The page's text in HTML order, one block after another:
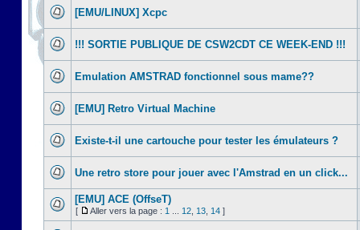
[EMU/LINUX] Xcpc
!!! SORTIE PUBLIQUE DE CSW2CDT CE WEEK-END !!!
Emulation AMSTRAD fonctionnel sous mame??
[EMU] Retro Virtual Machine
Existe-t-il une cartouche pour tester les émulateurs ?
Une retro store pour jouer avec l'Amstrad en un click...
[EMU] ACE (OffseT)
[ Aller vers la page : 1 12 13 14 ]